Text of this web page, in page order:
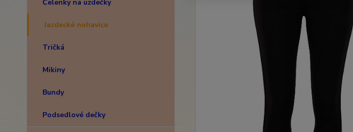
Čelenky na uzdečky
Jazdecké nohavice
Tričká
Mikiny
Bundy
Podsedlové dečky